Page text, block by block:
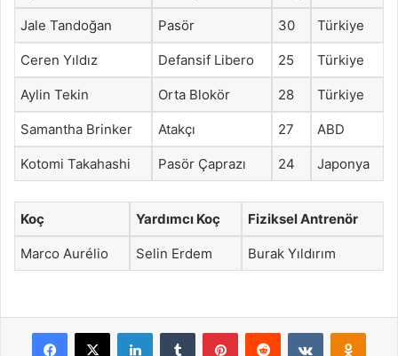
Jale Tandoğan Pasör 30 Türkiye
Ceren Yıldız Defansif Libero 25 Türkiye
Aylin Tekin Orta Blokör 28 Türkiye
Samantha Brinker Atakçı 27 ABD
Kotomi Takahashi Pasör Çaprazı 24 Japonya
Koç Yardımcı Koç Fiziksel Antrenör
Marco Aurélio Selin Erdem Burak Yıldırım
Facebook
X LinkedInTumblr PinterestReddit VKontakte